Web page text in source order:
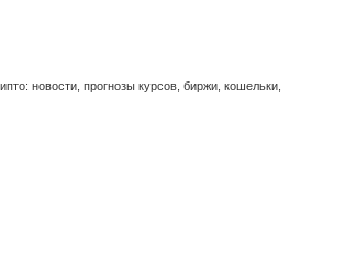
новости, прогнозы курсов, биржи, кошельки,